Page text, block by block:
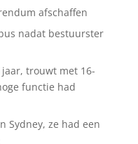
afschaffen
nadat bestuurster
trouwt met 16-
functie had
Sydney, ze had een